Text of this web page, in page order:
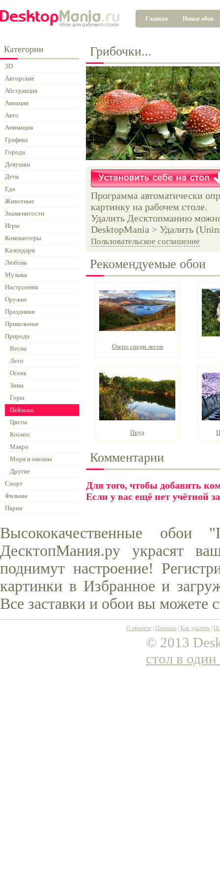
Главная Новые обои
Категории
3D
Авторские
Абстракция
Авиация
Авто
Анимация
Графика
Города
Девушки
Дети
Еда
Животные
Знаменитости
Игры
Компьютеры
Календари
Любовь
Музыка
Настроения
Оружие
Праздники
Прикольные
Природа
Весна
Лето
Осень
Зима
Горы
Пейзажи
Цветы
Космос
Макро
Моря и океаны
Другие
Спорт
Фильмы
Парни
Грибочки...
Программа автоматически
картинку на рабочем столе.
Удалить Десктопманию
DesktopMania > Удалить
Пользовательское соглашение
Рекомендуемые обои
Озеро среди лесов
Пруд
Комментарии
Для того, чтобы добавить
Если у вас ещё нет учётной
Высококачественные
ДесктопМания.ру украсят
поднимут настроение!
картинки в Избранное и
Все заставки и обои вы можете
О проекте Помощь Как удалить
© 2013
стол в